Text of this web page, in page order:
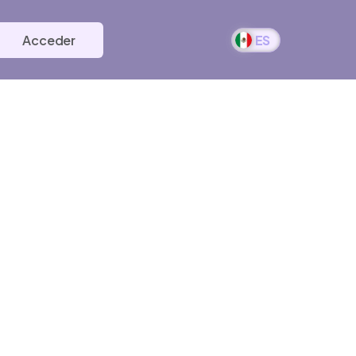
ES
Acceder